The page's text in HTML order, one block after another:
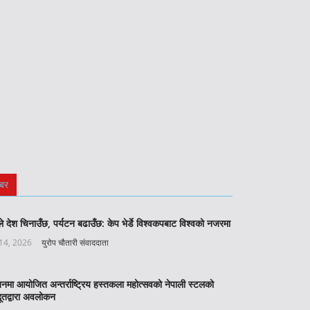
चिनाउँछ, पर्यटन बढाउँछ: केप भेर्डे विश्वकपबाट विश्वको नजरमा
2026 युरोप चौतारी संवाददाता
आयोजित अन्तर्राष्ट्रिय हस्तकला महोत्सवको नेपाली स्टलको
अवलोकन